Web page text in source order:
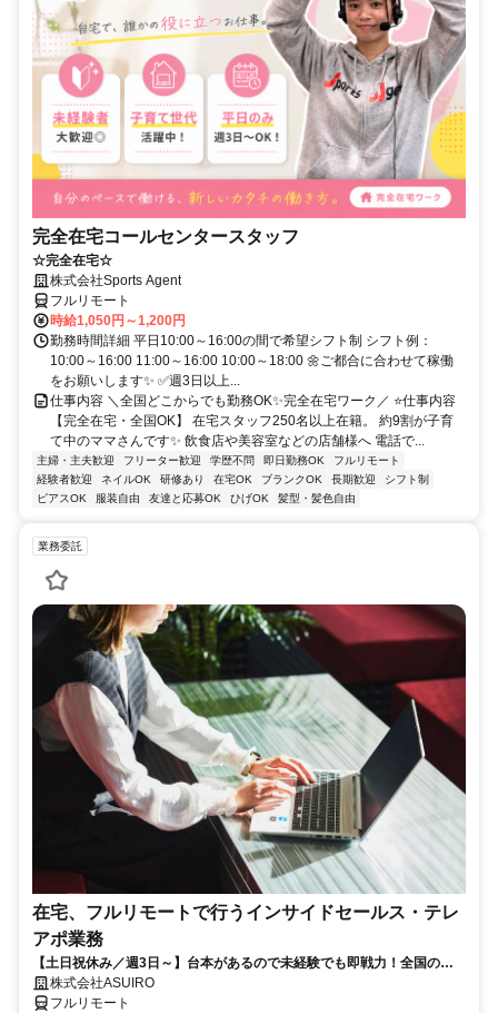
完全在宅コールセンタースタッフ
☆完全在宅☆
株式会社Sports Agent
フルリモート
時給1,050円～1,200円
勤務時間詳細 平日10:00～16:00の間で希望シフト制 シフト例：
10:00～16:00 11:00～16:00 10:00～18:00 🌼ご都合に合わせて稼働
をお願いします✨ ✅週3日以上...
仕事内容 ＼全国どこからでも勤務OK✨完全在宅ワーク／ ⭐仕事内容
【完全在宅・全国OK】 在宅スタッフ250名以上在籍。 約9割が子育
て中のママさんです✨ 飲食店や美容室などの店舗様へ 電話で...
主婦・主夫歓迎 フリーター歓迎 学歴不問 即日勤務OK
フルリモート
経験者歓迎
ネイルOK 研修あり 在宅OK ブランクOK 長期歓迎
シフト制
ピアスOK
服装自由 友達と応募OK ひげOK 髪型・髪色自由
業務委託
在宅、フルリモートで行うインサイドセールス・テレ
アポ業務
【土日祝休み／週3日～】台本があるので未経験でも即戦力！全国のパ
パ、ママさん活躍中
株式会社ASUIRO
フルリモート